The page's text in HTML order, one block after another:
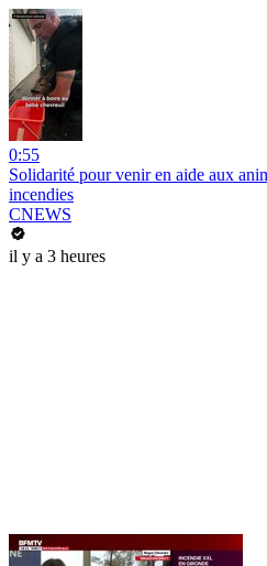
0:55
Solidarité pour venir en aide aux
incendies
CNEWS
il y a 3 heures